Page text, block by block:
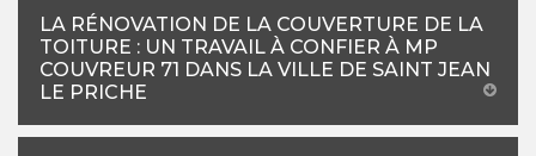
LA RÉNOVATION DE LA COUVERTURE DE LA
TOITURE : UN TRAVAIL À CONFIER À MP
COUVREUR 71 DANS LA VILLE DE SAINT JEAN
LE PRICHE